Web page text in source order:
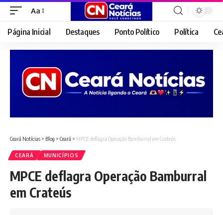
Font
Resizer
Aa
Página Inicial Destaques Ponto Político Política
Ceará Notícias > Blog > Ceará > MPCE deflagra Operação Bamburral em Crateús
CEARÁ MUNICÍPIOS
MPCE deflagra Operação Bamburral
em Crateús